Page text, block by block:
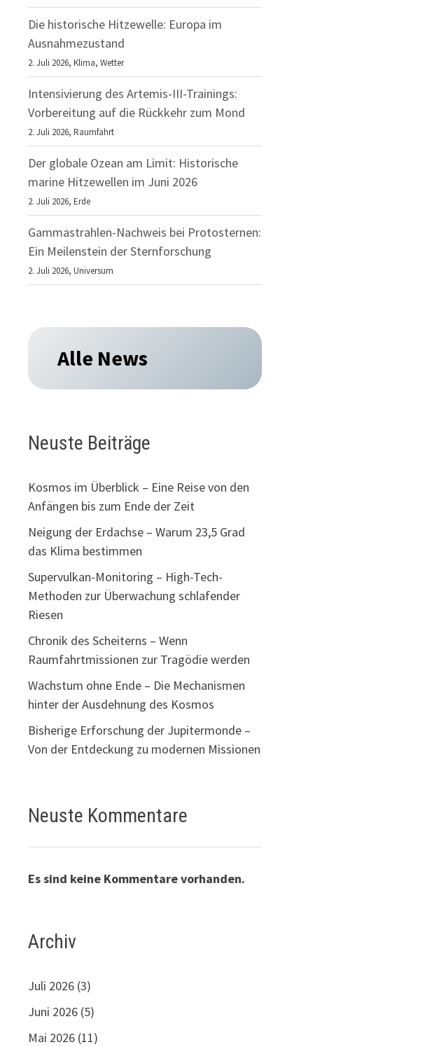
Die historische Hitzewelle: Europa im
Ausnahmezustand
2. Juli 2026,Klima,Wetter
Intensivierung des Artemis-III-Trainings:
Vorbereitung auf die Rückkehr zum Mond
2. Juli 2026,Raumfahrt
Der globale Ozean am Limit: Historische
marine Hitzewellen im Juni 2026
2. Juli 2026,Erde
Gammastrahlen-Nachweis bei Protosternen:
Ein Meilenstein der Sternforschung
2. Juli 2026,Universum
Alle News
Neuste Beiträge
Kosmos im Überblick – Eine Reise von den
Anfängen bis zum Ende der Zeit
Neigung der Erdachse – Warum 23,5 Grad
das Klima bestimmen
Supervulkan-Monitoring – High-Tech-
Methoden zur Überwachung schlafender
Riesen
Chronik des Scheiterns – Wenn
Raumfahrtmissionen zur Tragödie werden
Wachstum ohne Ende – Die Mechanismen
hinter der Ausdehnung des Kosmos
Bisherige Erforschung der Jupitermonde –
Von der Entdeckung zu modernen Missionen
Neuste Kommentare
Es sind keine Kommentare vorhanden.
Archiv
Juli 2026 (3)
Juni 2026 (5)
Mai 2026 (11)